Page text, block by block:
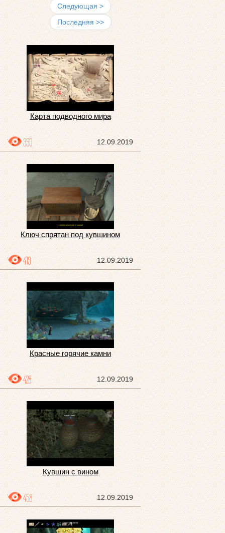
Следующая >
Последняя >>
Карта подводного мира
12.09.2019
390
Ключ спрятан под кувшином
12.09.2019
419
Красные горячие камни
12.09.2019
428
Кувшин с вином
12.09.2019
458